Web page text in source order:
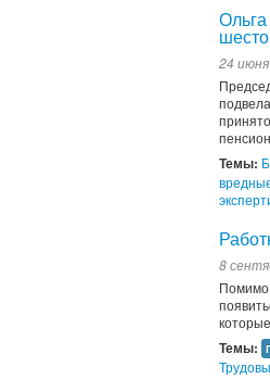
24
Темы:
8
Помимо
Темы: